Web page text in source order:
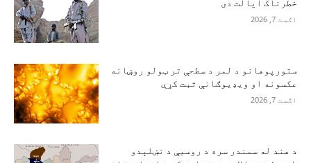
خطرناک ایالت دی
اګست 7, 2026
ستورپوهانو د لمر د سطحې تر ټولو روښانه
عکسونه او ویډیوګانې ثبت کړې
اګست 7, 2026
د هند له سمندر سره د روسیې د نښلېدو